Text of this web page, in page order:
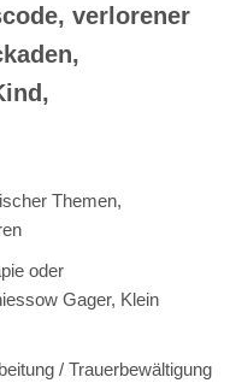
verlorener
Themen,
oder
Gager, Klein
/ Trauerbewältigung